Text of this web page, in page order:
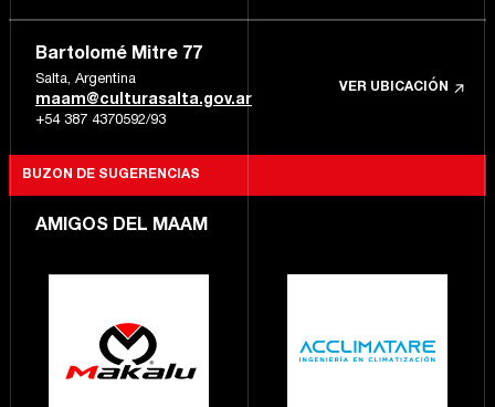
Bartolomé Mitre 77
Salta, Argentina
maam@culturasalta.gov.ar
+54 387 4370592/93
VER UBICACIÓN
BUZON DE SUGERENCIAS
AMIGOS DEL MAAM